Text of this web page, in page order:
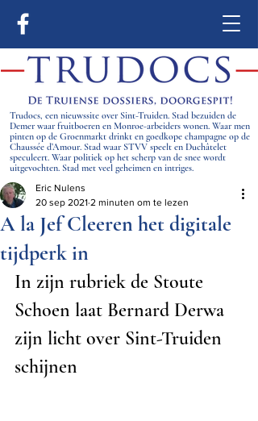
Trudocs, een nieuwssite over Sint-Truiden. Stad bezuiden de
Demer waar fruitboeren en Monroe-arbeiders wonen. Waar men
pinten op de Groenmarkt drinkt en goedkope champagne op de
Chaussée d’Amour. Stad waar STVV speelt en Duchâtelet
speculeert. Waar politiek op het scherp van de snee wordt
uitgevochten. Stad met veel geheimen en intriges.
A la Jef Cleeren het digitale
tijdperk in
Eric Nulens
20 sep 2021 2 minuten om te lezen
In zijn rubriek de Stoute
Schoen laat Bernard Derwa
zijn licht over Sint-Truiden
schijnen